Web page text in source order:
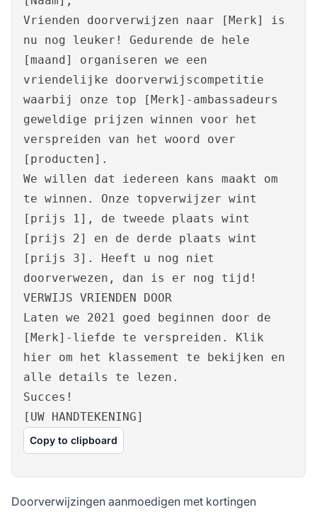
Vrienden doorverwijzen naar [Merk] is
nu nog leuker! Gedurende de hele
[maand] organiseren we een
vriendelijke doorverwijscompetitie
waarbij onze top [Merk]-ambassadeurs
geweldige prijzen winnen voor het
verspreiden van het woord over
[producten].
We willen dat iedereen kans maakt om
te winnen. Onze topverwijzer wint
[prijs 1], de tweede plaats wint
[prijs 2] en de derde plaats wint
[prijs 3]. Heeft u nog niet
doorverwezen, dan is er nog tijd!
VERWIJS VRIENDEN DOOR
Laten we 2021 goed beginnen door de
[Merk]-liefde te verspreiden. Klik
hier om het klassement te bekijken en
alle details te lezen.
Succes!
[UW HANDTEKENING]
Copy to clipboard
Doorverwijzingen aanmoedigen met kortingen